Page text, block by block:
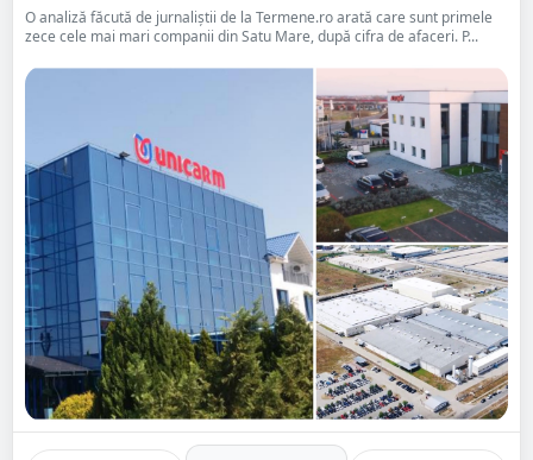
O analiză făcută de jurnaliștii de la Termene.ro arată care sunt primele
zece cele mai mari companii din Satu Mare, după cifra de afaceri. P...